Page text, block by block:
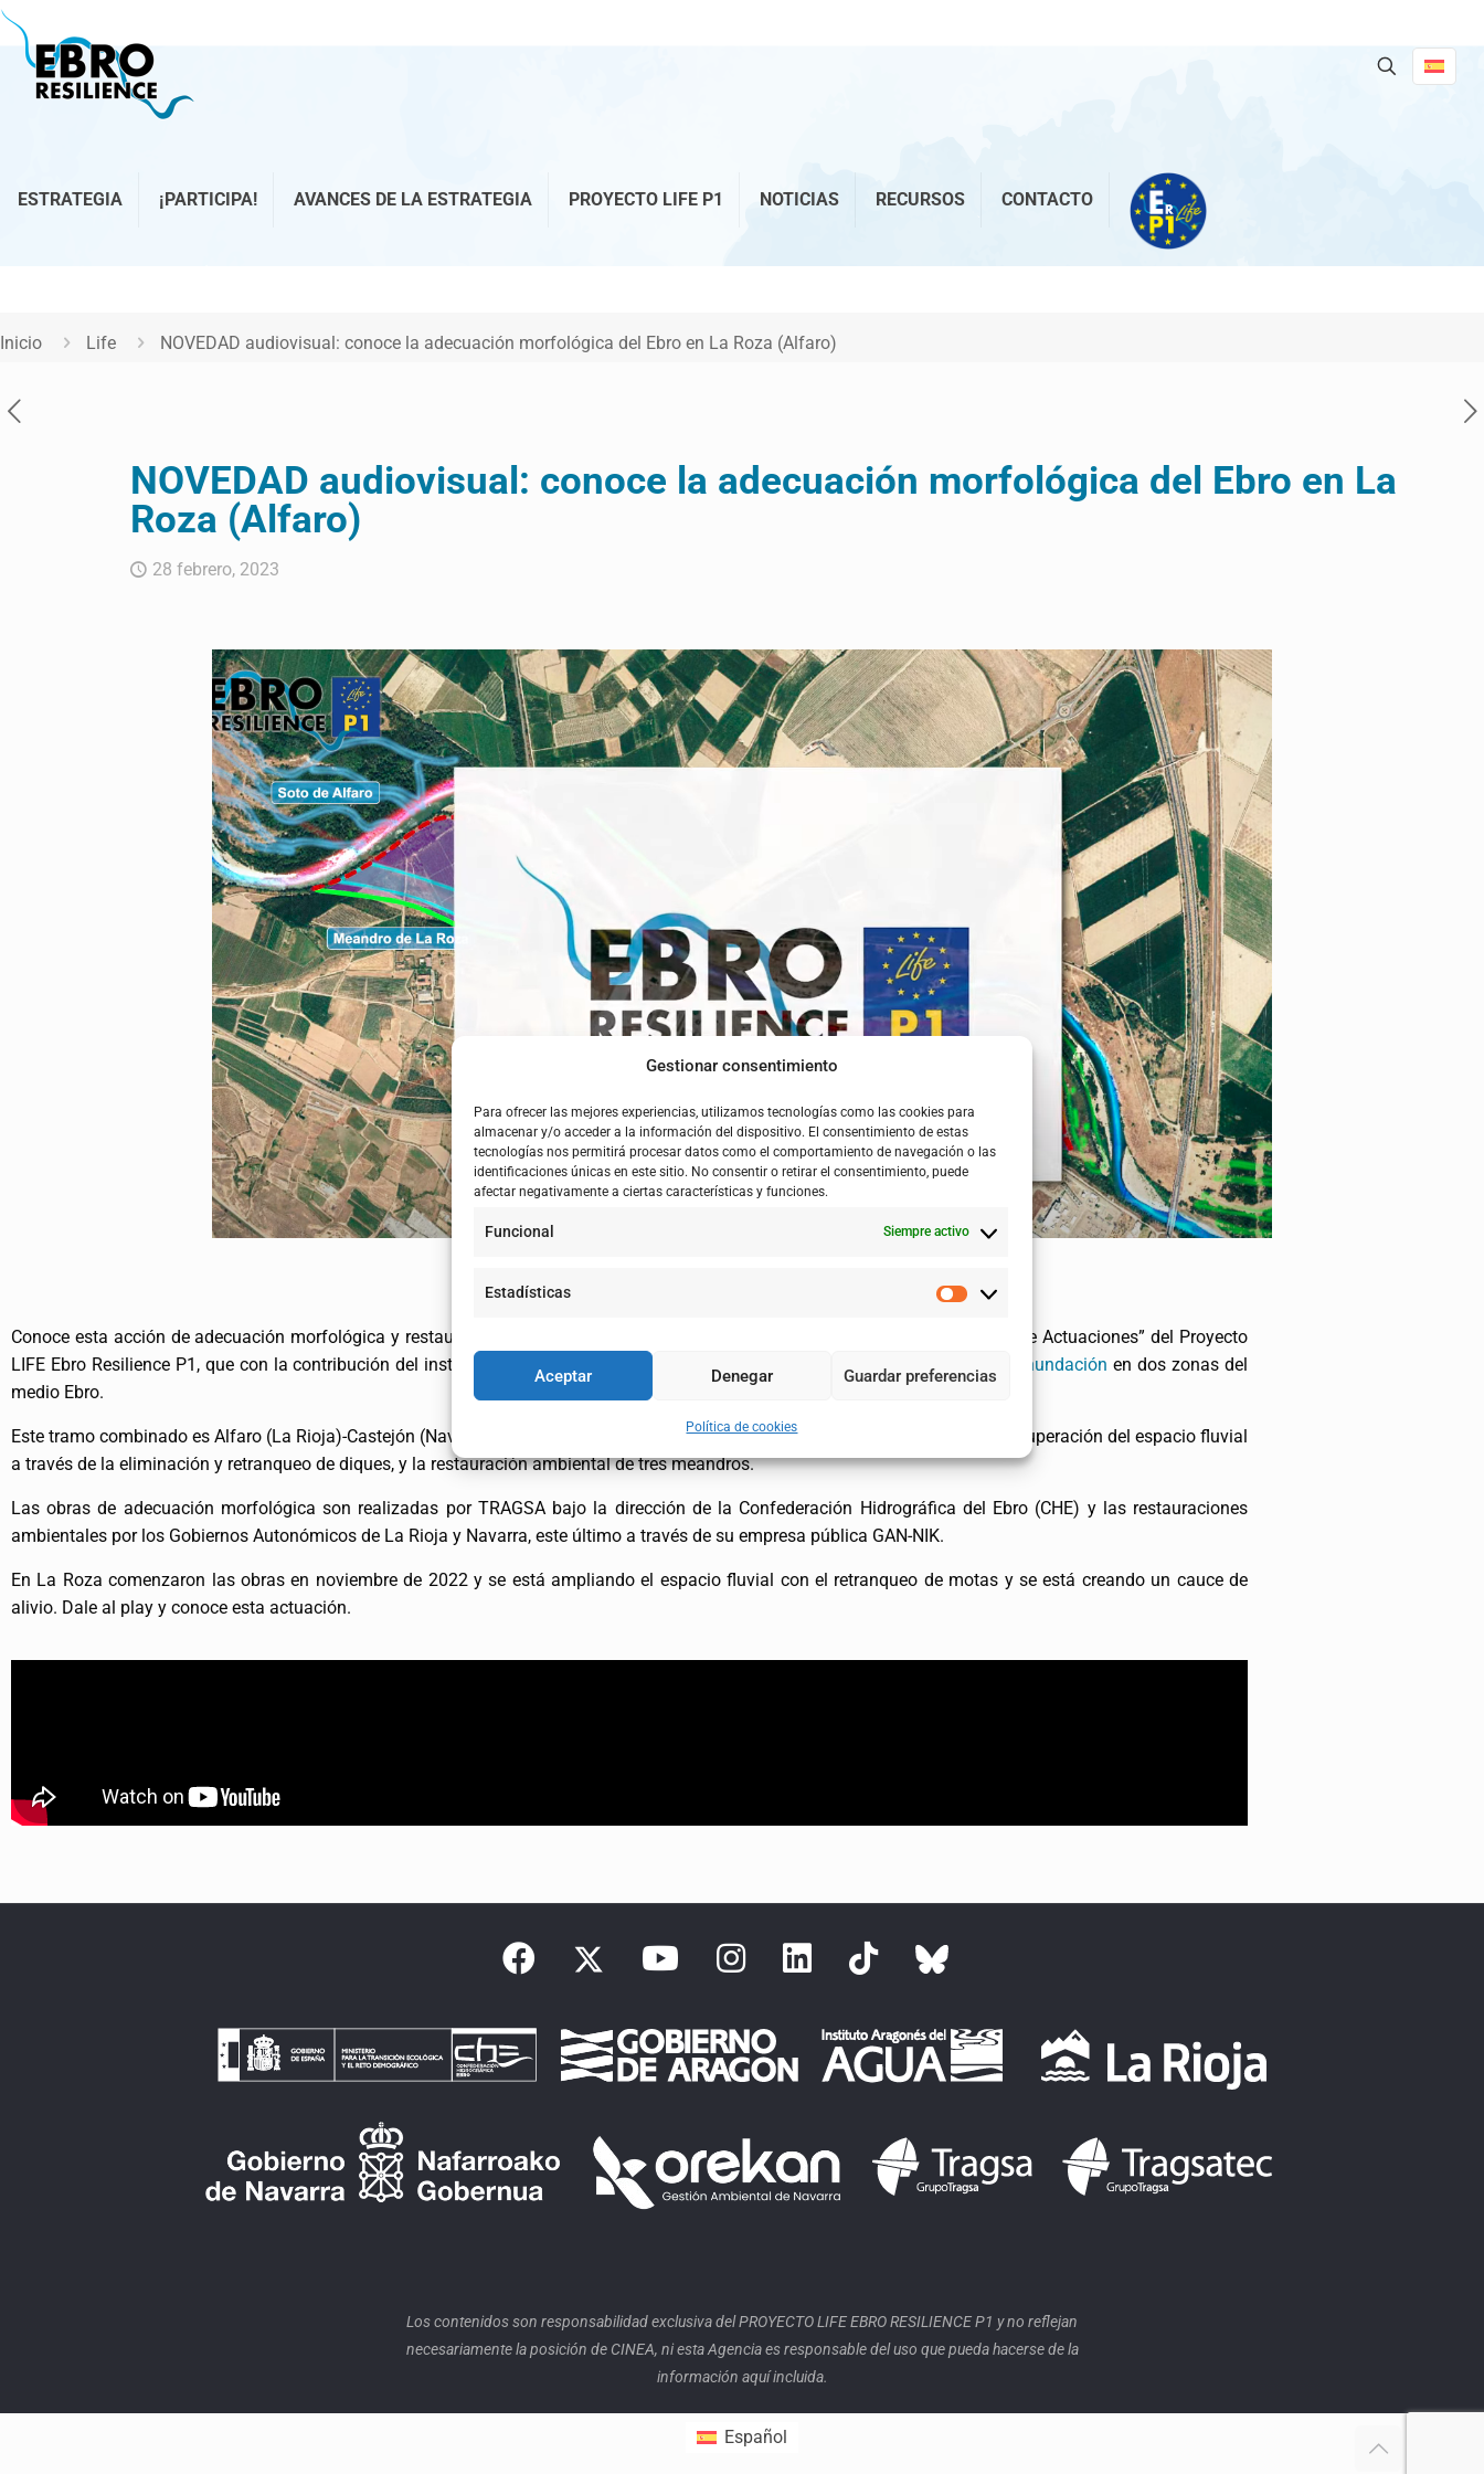
Gestionar consentimiento
Para ofrecer las mejores experiencias, utilizamos tecnologías como las cookies para
almacenar y/o acceder a la información del dispositivo. El consentimiento de estas
tecnologías nos permitirá procesar datos como el comportamiento de navegación o las
identificaciones únicas en este sitio. No consentir o retirar el consentimiento, puede
afectar negativamente a ciertas características y funciones.
Funcional Siempre activo
Estadísticas
Aceptar Denegar Guardar preferencias
Política de cookies
ESTRATEGIA ¡PARTICIPA! AVANCES DE LA ESTRATEGIA PROYECTO LIFE P1 NOTICIAS RECURSOS CONTACTO
Inicio Life NOVEDAD audiovisual: conoce la adecuación morfológica del Ebro en La Roza (Alfaro)
NOVEDAD audiovisual: conoce la adecuación morfológica del Ebro en La
Roza (Alfaro)
28 febrero, 2023
Conoce esta acción de adecuación morfológica y restauración ambiental que se integra en el denominado “Tramo Combinado de Actuaciones” del Proyecto
LIFE Ebro Resilience P1, que con la contribución del instrumento financiero LIFE de la Unión Europea, busca reducir el riesgo de
inundación en dos zonas del
medio Ebro.
Este tramo combinado es Alfaro (La Rioja)-Castejón (Navarra): se considera la parte demostrativa del proyecto, con trabajos de recuperación del espacio fluvial
a través de la eliminación y retranqueo de diques, y la restauración ambiental de tres meandros.
Las obras de adecuación morfológica son realizadas por TRAGSA bajo la dirección de la Confederación Hidrográfica del Ebro (CHE) y las restauraciones
ambientales por los Gobiernos Autonómicos de La Rioja y Navarra, este último a través de su empresa pública GAN-NIK.
En La Roza comenzaron las obras en noviembre de 2022 y se está ampliando el espacio fluvial con el retranqueo de motas y se está creando un cauce de
alivio. Dale al play y conoce esta actuación.
Los contenidos son responsabilidad exclusiva del PROYECTO LIFE EBRO RESILIENCE P1 y no reflejan
necesariamente la posición de CINEA, ni esta Agencia es responsable del uso que pueda hacerse de la
información aquí incluida.
Español